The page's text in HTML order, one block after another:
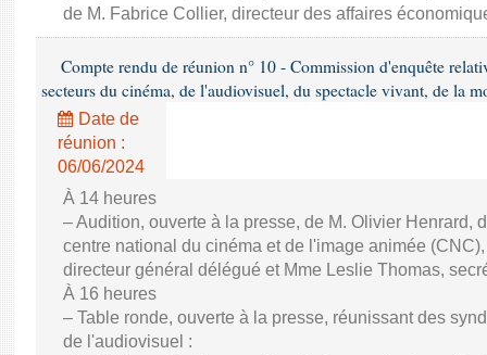
de M. Fabrice Collier, directeur des affaires
Compte rendu de réunion n° 10 - Commission d'enquête
secteurs du cinéma, de l'audiovisuel, du spectacle vivant, de la
Date de
réunion :
06/06/2024
À 14 heures
– Audition, ouverte à la presse, de M. Olivier Henrard,
centre national du cinéma et de l'image animée
directeur général délégué et Mme Leslie Thomas,
À 16 heures
– Table ronde, ouverte à la presse, réunissant des
de l'audiovisuel :